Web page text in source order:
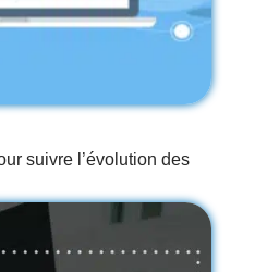
suivre l’évolution des